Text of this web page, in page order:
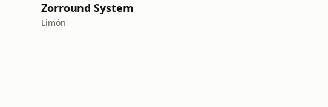
Zorround System
Limón